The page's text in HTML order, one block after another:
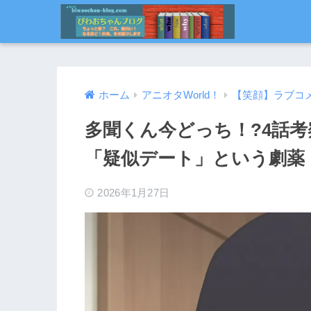
ホーム アニオタWorld！ 【笑顔】ラブコ
多聞くん今どっち！?4話
「疑似デート」という劇薬
2026年1月27日